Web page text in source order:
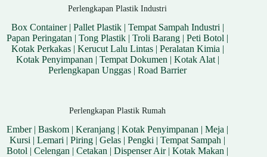
Perlengkapan Plastik Industri
Box Container| Pallet Plastik| Tempat Sampah Industri |
Papan Peringatan |Tong Plastik |Troli Barang |Peti Botol |
Kotak Perkakas| Kerucut Lalu Lintas| Peralatan Kimia |
Kotak Penyimpanan | Tempat Dokumen | Kotak Alat|
Perlengkapan Unggas |Road Barrier
Perlengkapan Plastik Rumah
Ember|Baskom |Keranjang |Kotak Penyimpanan |Meja |
Kursi |Lemari |Piring |Gelas |Pengki |Tempat Sampah |
Botol |Celengan |Cetakan |Dispenser Air|Kotak Makan |